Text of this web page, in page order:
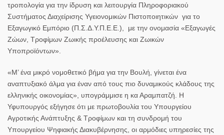
τροπολογία για την ίδρυση και λειτουργία Πληροφοριακού
Συστήματος Διαχείρισης Υγειονομικών Πιστοποιητικών για το
Εξαγωγικό Εμπόριο (Π.Σ.Δ.Υ.Π.Ε.E.), με την ονομασία «Εξαγωγές
Ζώων, Τροφίμων Ζωικής προέλευσης και Ζωικών
Υποπροϊόντων».
«Μ’ ένα μικρό νομοθετικό βήμα για την Βουλή, γίνεται ένα
αναπτυξιακό άλμα για έναν από τους πιο δυναμικούς κλάδους της
ελληνικής οικονομίας», υπογράμμισε η κα Αραμπατζή. Η
Υφυπουργός εξήγησε ότι με πρωτοβουλία του Υπουργείου
Αγροτικής Ανάπτυξης & Τροφίμων και τη συνδρομή του
Υπουργείου Ψηφιακής Διακυβέρνησης, οι αρμόδιες υπηρεσίες της